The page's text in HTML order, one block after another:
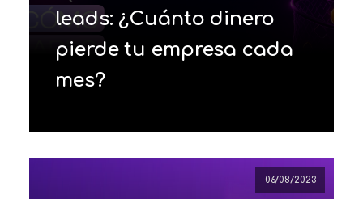
leads: ¿Cuánto dinero
pierde tu empresa cada
mes?
06/08/2023